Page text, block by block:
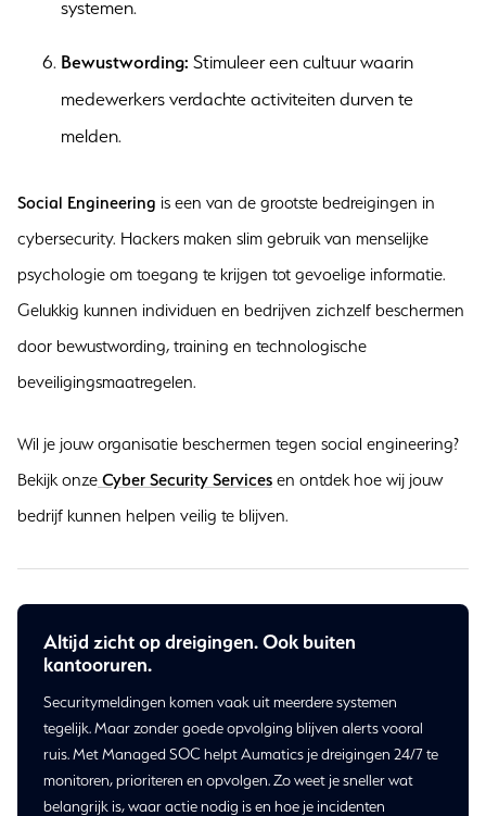
systemen.
Bewustwording: Stimuleer een cultuur waarin
medewerkers verdachte activiteiten durven te
melden.
Social Engineering is een van de grootste bedreigingen in
cybersecurity. Hackers maken slim gebruik van menselijke
psychologie om toegang te krijgen tot gevoelige informatie.
Gelukkig kunnen individuen en bedrijven zichzelf beschermen
door bewustwording, training en technologische
beveiligingsmaatregelen.
Wil je jouw organisatie beschermen tegen social engineering?
Bekijk onze Cyber Security Services en ontdek hoe wij jouw
bedrijf kunnen helpen veilig te blijven.
Altijd zicht op dreigingen. Ook buiten
kantooruren.
Securitymeldingen komen vaak uit meerdere systemen
tegelijk. Maar zonder goede opvolging blijven alerts vooral
ruis. Met Managed SOC helpt Aumatics je dreigingen 24/7 te
monitoren, prioriteren en opvolgen. Zo weet je sneller wat
belangrijk is, waar actie nodig is en hoe je incidenten